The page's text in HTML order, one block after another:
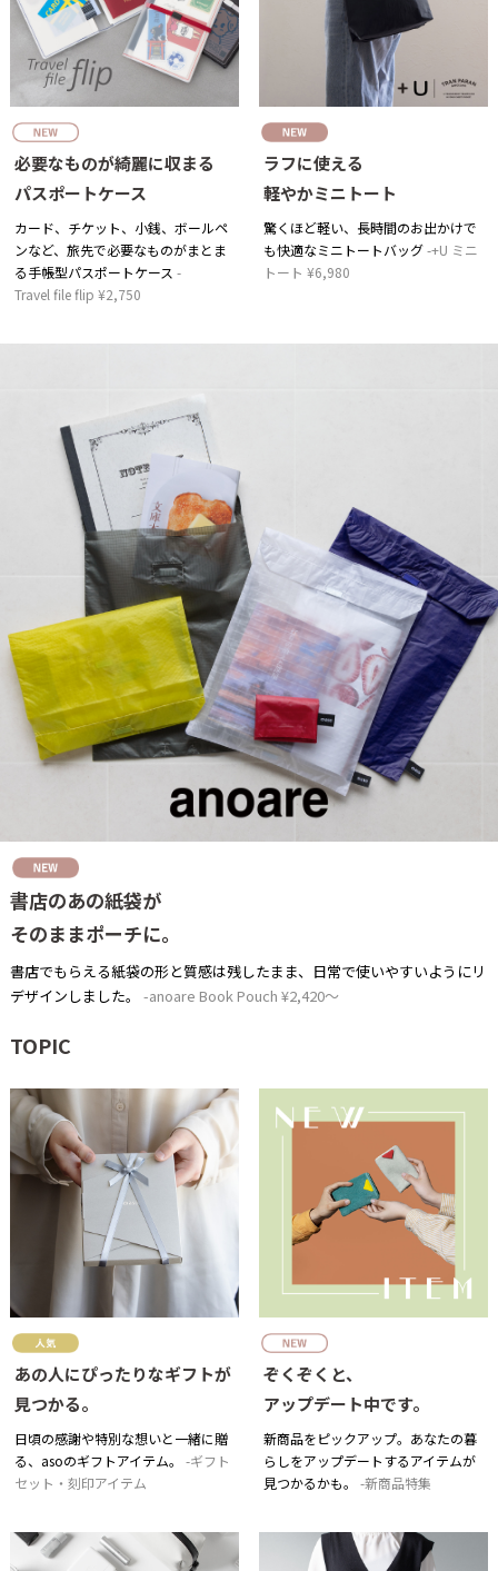
必要なものが綺麗に収まる
パスポートケース
カード、チケット、小銭、ボールペ
ンなど、旅先で必要なものがまとま
る手帳型パスポートケース
Travel file flip ¥2,750
ラフに使える
軽やかミニトート
驚くほど軽い、長時間のお出かけで
も快適なミニトートバッグ +U ミニ
トート ¥6,980
書店のあの紙袋が
そのままポーチに。
書店でもらえる紙袋の形と質感は残したまま、日常で使いやすいようにリ
デザインしました。
anoare Book Pouch ¥2,420～
TOPIC
あの人にぴったりなギフトが
見つかる。
日頃の感謝や特別な想いと一緒に贈
る、asoのギフトアイテム。 ギフト
セット・刻印アイテム
ぞくぞくと、
アップデート中です。
新商品をピックアップ。あなたの暮
らしをアップデートするアイテムが
見つかるかも。 新商品特集